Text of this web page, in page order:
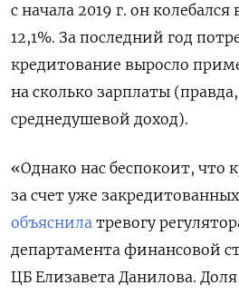
с начала 2019 г. он
12,1%. За последний год
кредитование выросло
на сколько зарплаты
среднедушевой доход).
«Однако нас беспокоит, что
за счет уже
объяснила тревогу
департамента финансовой
ЦБ Елизавета Данилова.